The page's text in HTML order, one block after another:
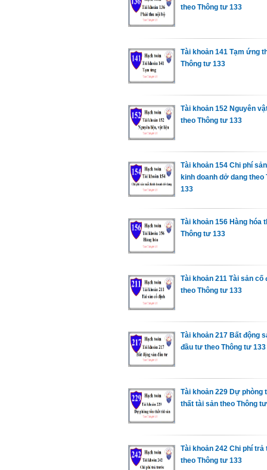
theo Thông tư 133
Tài khoản 141 Tạm ứng
Thông tư 133
Tài khoản 152 Nguyên
theo Thông tư 133
Tài khoản 154 Chi phí
kinh doanh dở dang theo
133
Tài khoản 156 Hàng hóa
Thông tư 133
Tài khoản 211 Tài sản cố
theo Thông tư 133
Tài khoản 217 Bất động
đầu tư theo Thông tư 133
Tài khoản 229 Dự phòng
thất tài sản theo Thông
Tài khoản 242 Chi phí
theo Thông tư 133